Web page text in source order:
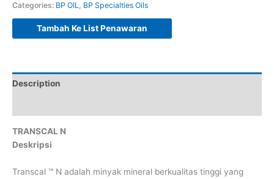
Categories: BP OIL, BP Specialties Oils
Tambah Ke List Penawaran
Description
TRANSCAL N
Deskripsi
Transcal ™ N adalah minyak mineral berkualitas tinggi yang